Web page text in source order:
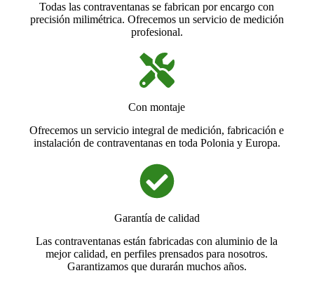
Todas las contraventanas se fabrican por encargo con
precisión milimétrica. Ofrecemos un servicio de medición
profesional.
Con montaje
Ofrecemos un servicio integral de medición, fabricación e
instalación de contraventanas en toda Polonia y Europa.
Garantía de calidad
Las contraventanas están fabricadas con aluminio de la
mejor calidad, en perfiles prensados para nosotros.
Garantizamos que durarán muchos años.